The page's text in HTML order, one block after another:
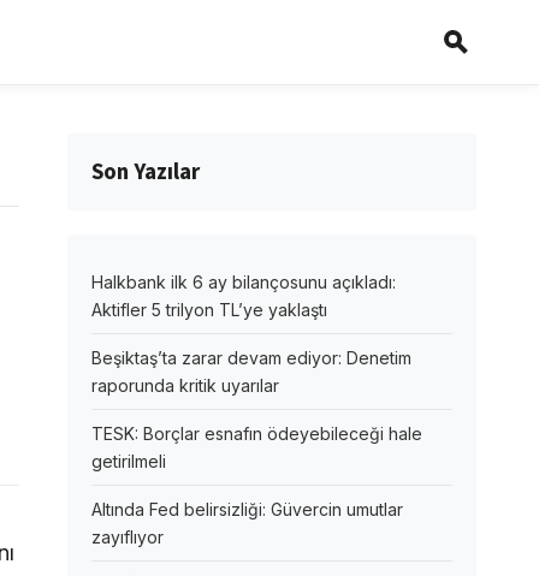
Son Yazılar
Halkbank ilk 6 ay bilançosunu açıkladı:
Aktifler 5 trilyon TL’ye yaklaştı
Beşiktaş’ta zarar devam ediyor: Denetim
raporunda kritik uyarılar
TESK: Borçlar esnafın ödeyebileceği hale
getirilmeli
Altında Fed belirsizliği: Güvercin umutlar
zayıflıyor